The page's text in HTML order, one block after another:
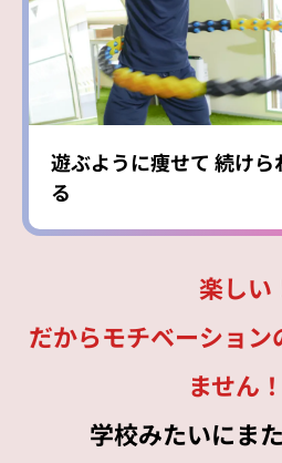
遊ぶように痩せて 続けら
る
楽しい
だからモチベーション
ません
学校みたいにま